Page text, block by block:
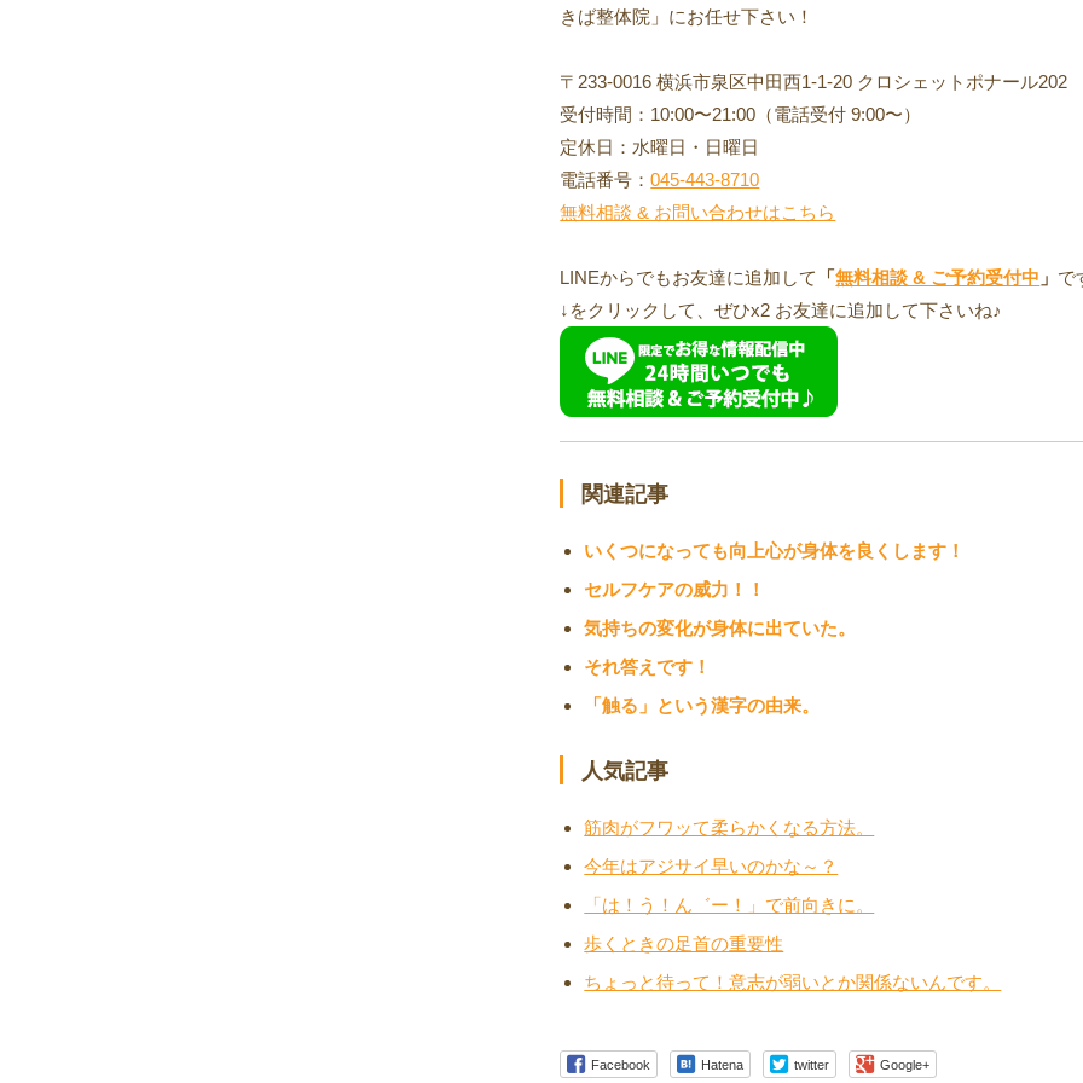
きば整体院」にお任せ下さい！
〒233-0016 横浜市泉区中田西1-1-20 クロシェットポナール202
受付時間：10:00〜21:00（電話受付 9:00〜）
定休日：水曜日・日曜日
電話番号：045-443-8710
無料相談 & お問い合わせはこちら
LINEからでもお友達に追加して 「無料相談 & ご予約受付中 」 で
↓をクリックして、ぜひx2 お友達に追加して下さいね♪
関連記事
いくつになっても向上心が身体を良くします！
セルフケアの威力！！
気持ちの変化が身体に出ていた。
それ答えです！
「触る」という漢字の由来。
人気記事
筋肉がフワッて柔らかくなる方法。
今年はアジサイ早いのかな～？
「は！う！ん゛ー！」で前向きに。
歩くときの足首の重要性
ちょっと待って！意志が弱いとか関係ないんです。
Facebook Hatena twitter Google+